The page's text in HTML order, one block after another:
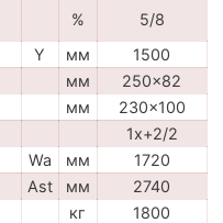
%
5/8
Y мм
1500
мм
250x82
мм
230x100
1x+2/2
Wa мм
1720
Ast мм
2740
кг 1800